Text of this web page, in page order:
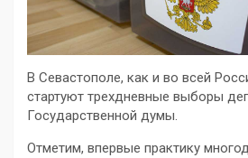
В Севастополе, как и во всей
стартуют трехдневные выборы
Государственной думы.
Отметим, впервые практику